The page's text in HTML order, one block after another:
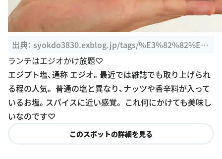
出典：syokdo3830.exblog.jp/tags/%E3%82%82%E
3%81%BF%E3%81%98%E5%B8%82
ランチはエジオかけ放題♡
エジプト塩、通称 エジオ。最近では雑誌でも取り上げられ
る程の人気。 普通の塩と異なり、ナッツや香辛料が入って
いるお塩。スパイスに近い感覚。 これ何にかけても美味し
いなのです♡